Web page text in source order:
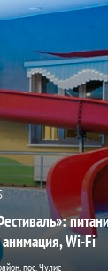
анимация, Wi-Fi
пос. Чулис